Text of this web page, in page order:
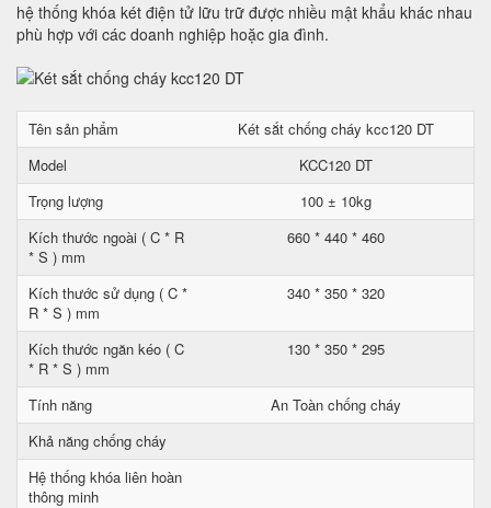
hệ thống khóa két điện tử lữu trữ được nhiều mật khẩu khác nhau
phù hợp với các doanh nghiệp hoặc gia đình.
Tên sản phẩm
Két sắt chống cháy kcc120 DT
Model
KCC120 DT
Trọng lượng
100 ± 10kg
Kích thước ngoài ( C * R
* S ) mm
660 * 440 * 460
Kích thước sử dụng ( C *
R * S ) mm
340 * 350 * 320
Kích thước ngăn kéo ( C
* R * S ) mm
130 * 350 * 295
Tính năng
An Toàn chống cháy
Khả năng chống cháy
Hệ thống khóa liên hoàn
thông minh